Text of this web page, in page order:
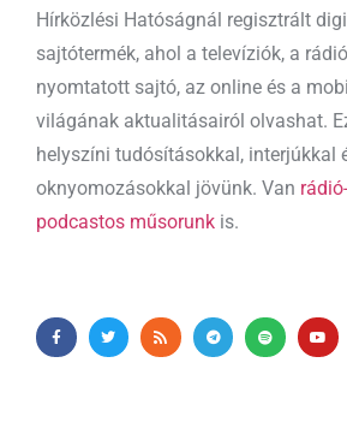
Hírközlési Hatóságnál regisztrált
sajtótermék, ahol a televíziók, a
nyomtatott sajtó, az online és a
világának aktualitásairól olvashat.
helyszíni tudósításokkal, interjúkkal
oknyomozásokkal jövünk. Van
podcastos műsorunk is.